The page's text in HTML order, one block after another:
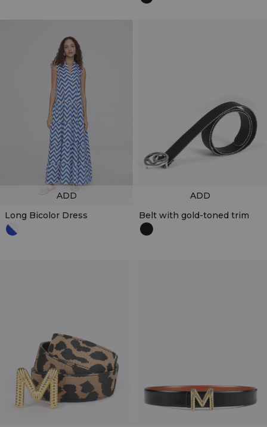
Long Bicolor Dress
ADD
Belt with gold-toned trim
ADD